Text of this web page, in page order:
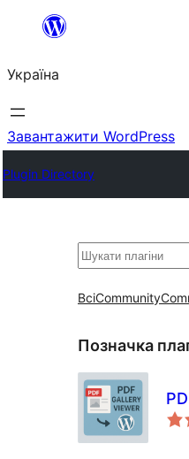
Перейти
вмісту
Україна
Завантажити WordPress
Plugin Directory
Пошук
ВсіCommunity
Позначка